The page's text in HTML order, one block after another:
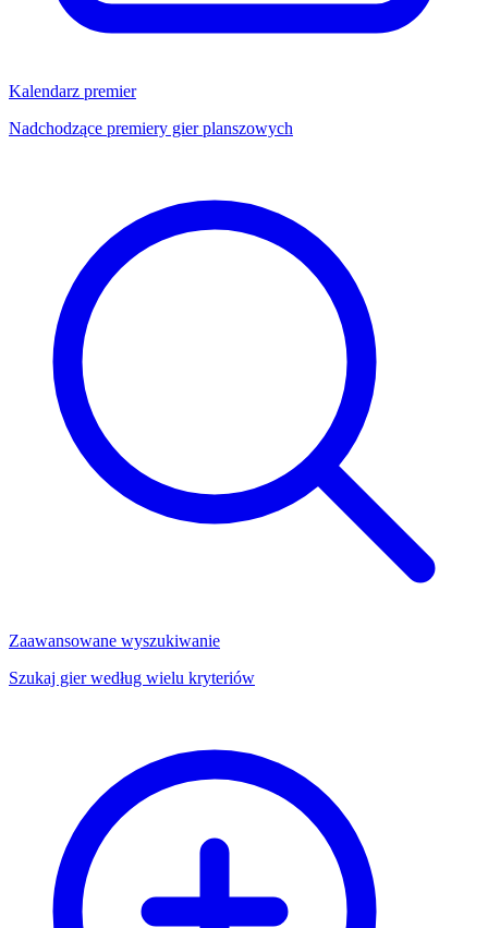
Kalendarz premier
Nadchodzące premiery gier planszowych
Zaawansowane wyszukiwanie
Szukaj gier według wielu kryteriów